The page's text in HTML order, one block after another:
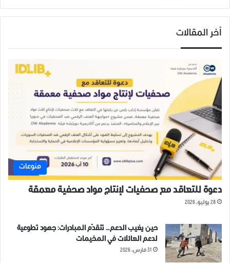
أخر المقالات
منوعات
دعوة للتعاقد مع صحفيات لإنتاج مواد صحفية معمقة
28 يوليو، 2026
حين يغيب الدعم… تتقدّم المبادرات: جهود تطوعية
لدعم العائلات في المخيمات
31 مارس، 2026